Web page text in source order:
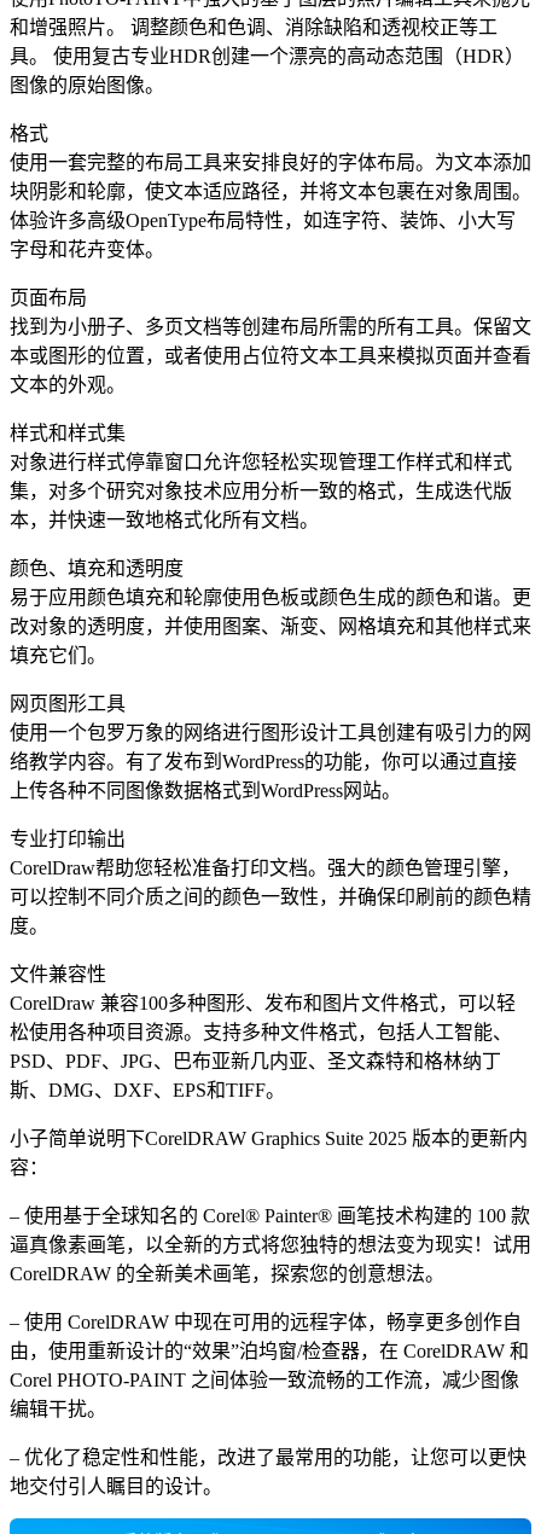
和增强照片。 调整颜色和色调、消除缺陷和透视校正等工
具。 使用复古专业HDR创建一个漂亮的高动态范围（HDR）
图像的原始图像。
格式
使用一套完整的布局工具来安排良好的字体布局。为文本添加
块阴影和轮廓，使文本适应路径，并将文本包裹在对象周围。
体验许多高级OpenType布局特性，如连字符、装饰、小大写
字母和花卉变体。
页面布局
找到为小册子、多页文档等创建布局所需的所有工具。保留文
本或图形的位置，或者使用占位符文本工具来模拟页面并查看
文本的外观。
样式和样式集
对象进行样式停靠窗口允许您轻松实现管理工作样式和样式
集，对多个研究对象技术应用分析一致的格式，生成迭代版
本，并快速一致地格式化所有文档。
颜色、填充和透明度
易于应用颜色填充和轮廓使用色板或颜色生成的颜色和谐。更
改对象的透明度，并使用图案、渐变、网格填充和其他样式来
填充它们。
网页图形工具
使用一个包罗万象的网络进行图形设计工具创建有吸引力的网
络教学内容。有了发布到WordPress的功能，你可以通过直接
上传各种不同图像数据格式到WordPress网站。
专业打印输出
CorelDraw帮助您轻松准备打印文档。强大的颜色管理引擎，
可以控制不同介质之间的颜色一致性，并确保印刷前的颜色精
度。
文件兼容性
CorelDraw 兼容100多种图形、发布和图片文件格式，可以轻
松使用各种项目资源。支持多种文件格式，包括人工智能、
PSD、PDF、JPG、巴布亚新几内亚、圣文森特和格林纳丁
斯、DMG、DXF、EPS和TIFF。
小子简单说明下CorelDRAW Graphics Suite 2025 版本的更新内
容：
– 使用基于全球知名的 Corel® Painter® 画笔技术构建的 100 款
逼真像素画笔，以全新的方式将您独特的想法变为现实！试用
CorelDRAW 的全新美术画笔，探索您的创意想法。
– 使用 CorelDRAW 中现在可用的远程字体，畅享更多创作自
由，使用重新设计的“效果”泊坞窗/检查器，在 CorelDRAW 和
Corel PHOTO-PAINT 之间体验一致流畅的工作流，减少图像
编辑干扰。
– 优化了稳定性和性能，改进了最常用的功能，让您可以更快
地交付引人瞩目的设计。